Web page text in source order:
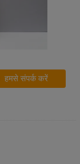
हमसे संपर्क करें